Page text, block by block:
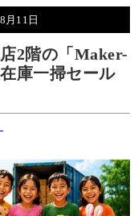
月11日
2階の「Maker-
庫一掃セール